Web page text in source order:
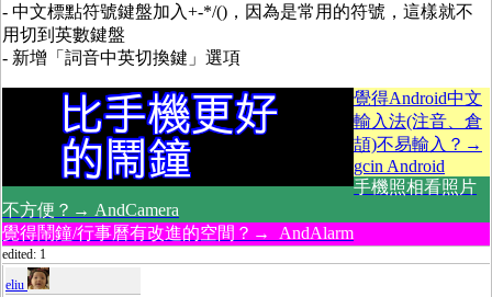
- 中文標點符號鍵盤加入+-*/()，因為是常用的符號，這樣就不
用切到英數鍵盤
- 新增「詞音中英切換鍵」選項
覺得Android中文
輸入法(注音、倉
頡)不易輸入？→
gcin Android
手機照相看照片
不方便？→ AndCamera
覺得鬧鐘/行事曆有改進的空間？→ AndAlarm
edited: 1
eliu